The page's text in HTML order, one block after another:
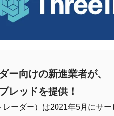
ー向けの新進業者が、
レッドを提供！
ーダー）は2021年5月にサ